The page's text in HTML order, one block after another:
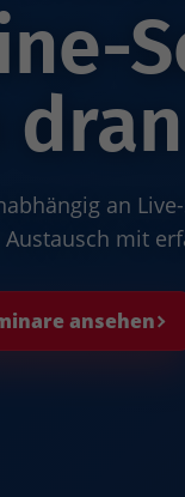
an
mit
ansehen